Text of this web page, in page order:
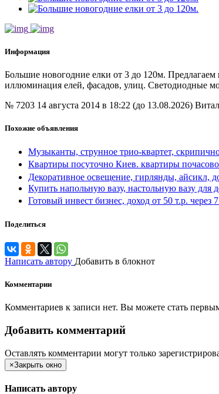
Информация
Большие новогодние елки от 3 до 120м.
иллюминация елей, фасадов, улиц. Светодиодные
№ 7203 14 августа 2014 в 18:22 (до 13.08.2026)
Похожие объявления
Музыканты, струнное трио-квартет,
Квартиры посуточно Киев. квартиры почасово
Декоративное освещение, гирлянды, айсикл,
Купить напольную вазу, настольную вазу для
Готовый инвест бизнес, доход от 50 т.р. через
Поделиться
Написать автору Добавить в блокнот
Комментарии
Комментариев к записи нет. Вы можете стать
Добавить комментарий
Оставлять комментарии могут только
×Закрыть окно
Написать автору